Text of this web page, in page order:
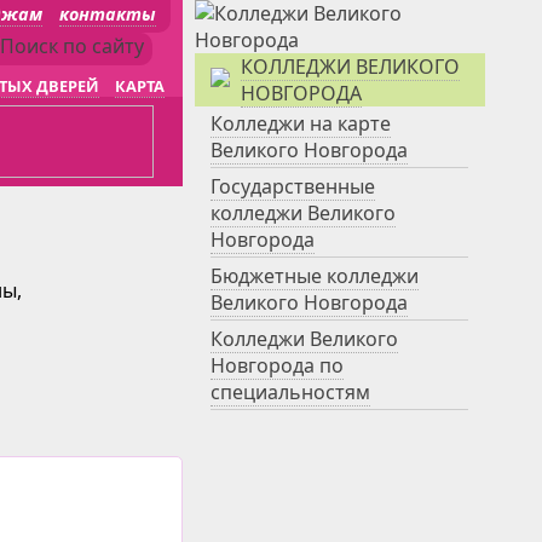
контакты
ДВЕРЕЙ КАРТА
КОЛЛЕДЖИ ВЕЛИКОГО
НОВГОРОДА
Колледжи на карте
Великого Новгорода
Государственные
колледжи Великого
Новгорода
Бюджетные колледжи
Великого Новгорода
Колледжи Великого
Новгорода по
специальностям